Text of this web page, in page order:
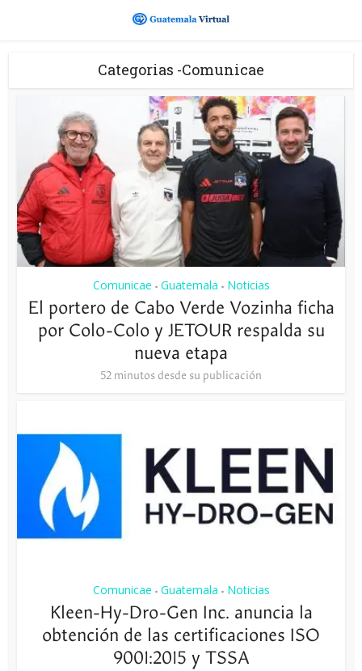
Categorias -Comunicae
Comunicae • Guatemala • Noticias
El portero de Cabo Verde Vozinha ficha
por Colo-Colo y JETOUR respalda su
nueva etapa
52 minutos desde su publicación
Comunicae • Guatemala • Noticias
Kleen-Hy-Dro-Gen Inc. anuncia la
obtención de las certificaciones ISO
9001:2015 y TSSA